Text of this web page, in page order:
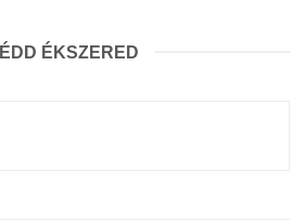
ÉKSZERED